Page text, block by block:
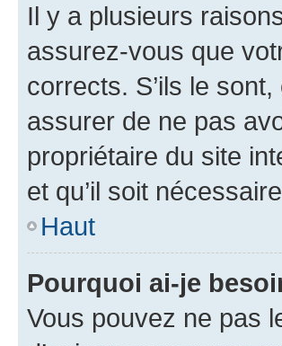
Il y a plusieurs
assurez-vous que
corrects. S’ils le
assurer de ne pas
propriétaire du site
et qu’il soit
Haut
Pourquoi ai-je
Vous pouvez ne pas